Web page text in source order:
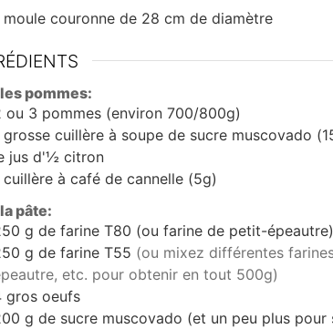
moule couronne de 28 cm de diamètre
pommes:
ou 3 pommes (environ 700/800g)
grosse cuillère à soupe de sucre muscovado
jus d'½ citron
cuillère à café de cannelle (5g)
pâte:
g de farine T80 (ou farine de petit-épeautre)
g de farine T55 (ou mixez différentes
etc. pour obtenir en tout 500g)
gros oeufs
g de sucre muscovado (et un peu plus pour